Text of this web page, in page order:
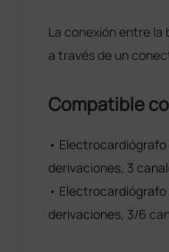
La conexión entre la
a través de un
Compatible
•
derivaciones, 3
•
derivaciones, 3/6